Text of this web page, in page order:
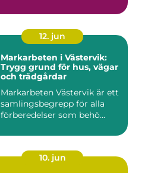
12. jun
Markarbeten i Västervik:
Trygg grund för hus, vägar
och trädgårdar
Markarbeten Västervik är ett
samlingsbegrepp för alla
förberedelser som behö...
10. jun